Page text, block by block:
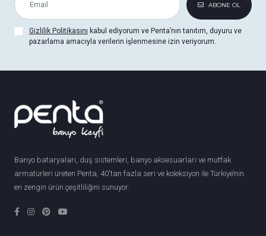
ABONE OL
Gizlilik Politikasını kabul ediyorum ve Penta’nın tanıtım, duyuru ve
pazarlama amacıyla verilerin işlenmesine izin veriyorum.
Banyo bataryaları, duş sistemleri, banyo aksesuarları ve mutfak
armatürleri üreten Penta, 40'tan fazla seri ve koleksiyon ile Türkiye’nin
en zengin ürün çeşitliliğini sunuyor.